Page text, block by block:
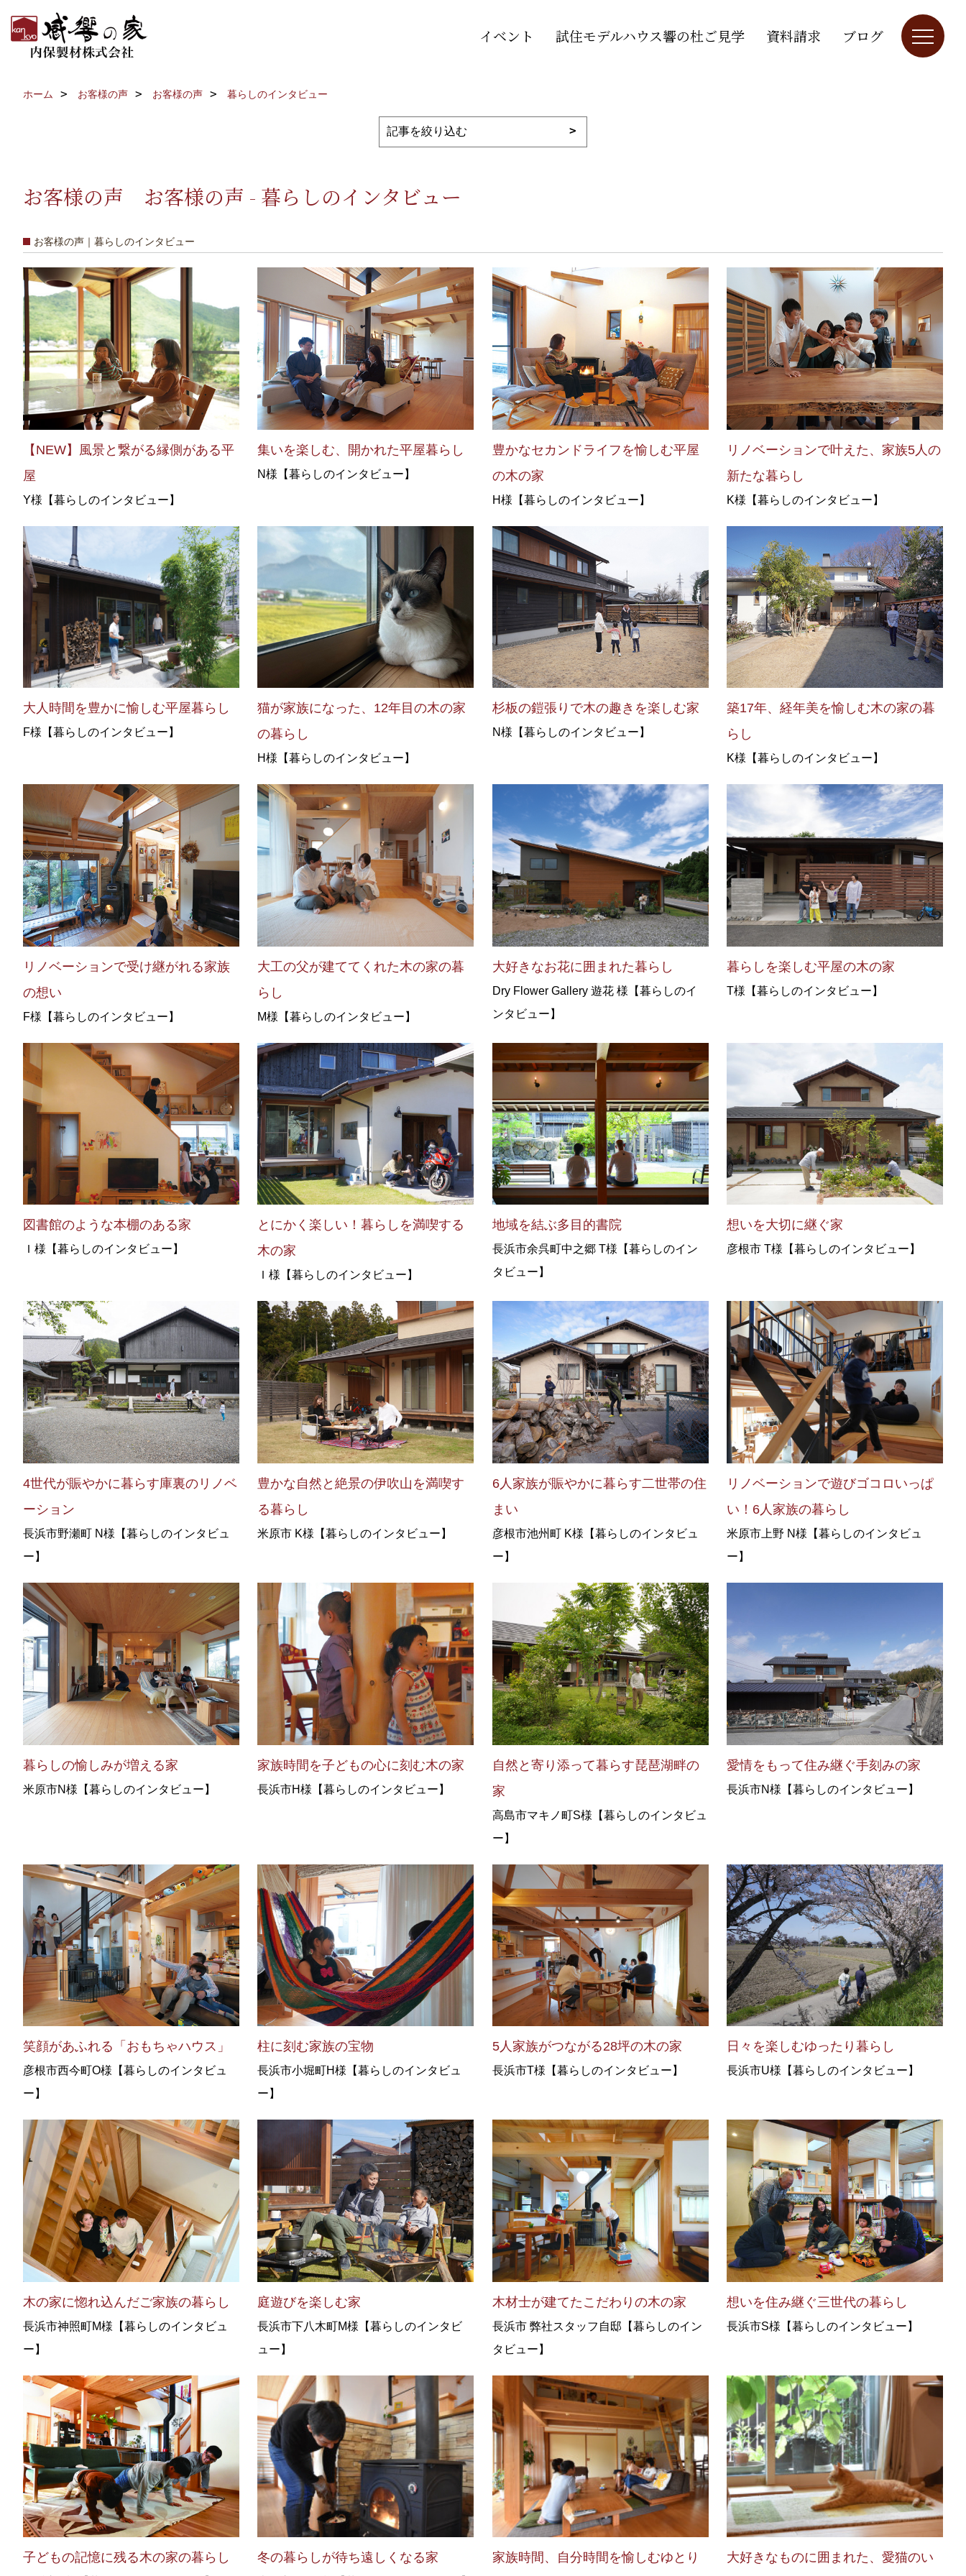
イベント 試住モデルハウス響の杜ご見学 資料請求 ブログ
ホーム お客様の声 お客様の声 暮らしのインタビュー
お客様の声 お客様の声 - 暮らしのインタビュー
お客様の声｜暮らしのインタビュー
【NEW】風景と繋がる縁側がある平
屋
Y様【暮らしのインタビュー】
集いを楽しむ、開かれた平屋暮らし
N様【暮らしのインタビュー】
豊かなセカンドライフを愉しむ平屋
の木の家
H様【暮らしのインタビュー】
リノベーションで叶えた、家族5人の
新たな暮らし
K様【暮らしのインタビュー】
大人時間を豊かに愉しむ平屋暮らし
F様【暮らしのインタビュー】
猫が家族になった、12年目の木の家
の暮らし
H様【暮らしのインタビュー】
杉板の鎧張りで木の趣きを楽しむ家
N様【暮らしのインタビュー】
築17年、経年美を愉しむ木の家の暮
らし
K様【暮らしのインタビュー】
リノベーションで受け継がれる家族
の想い
F様【暮らしのインタビュー】
大工の父が建ててくれた木の家の暮
らし
M様【暮らしのインタビュー】
大好きなお花に囲まれた暮らし
Dry Flower Gallery 遊花 様【暮らしのイ
ンタビュー】
暮らしを楽しむ平屋の木の家
T様【暮らしのインタビュー】
図書館のような本棚のある家
Ｉ様【暮らしのインタビュー】
とにかく楽しい！暮らしを満喫する
木の家
Ｉ様【暮らしのインタビュー】
地域を結ぶ多目的書院
長浜市余呉町中之郷 T様【暮らしのイン
タビュー】
想いを大切に継ぐ家
彦根市 T様【暮らしのインタビュー】
4世代が賑やかに暮らす庫裏のリノベ
ーション
長浜市野瀬町 N様【暮らしのインタビュ
ー】
豊かな自然と絶景の伊吹山を満喫す
る暮らし
米原市 K様【暮らしのインタビュー】
6人家族が賑やかに暮らす二世帯の住
まい
彦根市池州町 K様【暮らしのインタビュ
ー】
リノベーションで遊びゴコロいっぱ
い！6人家族の暮らし
米原市上野 N様【暮らしのインタビュ
ー】
暮らしの愉しみが増える家
米原市N様【暮らしのインタビュー】
家族時間を子どもの心に刻む木の家
長浜市H様【暮らしのインタビュー】
自然と寄り添って暮らす琵琶湖畔の
家
高島市マキノ町S様【暮らしのインタビュ
ー】
愛情をもって住み継ぐ手刻みの家
長浜市N様【暮らしのインタビュー】
笑顔があふれる「おもちゃハウス」
彦根市西今町O様【暮らしのインタビュ
ー】
柱に刻む家族の宝物
長浜市小堀町H様【暮らしのインタビュ
ー】
5人家族がつながる28坪の木の家
長浜市T様【暮らしのインタビュー】
日々を楽しむゆったり暮らし
長浜市U様【暮らしのインタビュー】
木の家に惚れ込んだご家族の暮らし
長浜市神照町M様【暮らしのインタビュ
ー】
庭遊びを楽しむ家
長浜市下八木町M様【暮らしのインタビ
ュー】
木材士が建てたこだわりの木の家
長浜市 弊社スタッフ自邸【暮らしのイン
タビュー】
想いを住み継ぐ三世代の暮らし
長浜市S様【暮らしのインタビュー】
子どもの記憶に残る木の家の暮らし 冬の暮らしが待ち遠しくなる家 家族時間、自分時間を愉しむゆとり 大好きなものに囲まれた、愛猫のい